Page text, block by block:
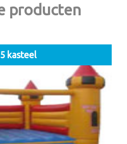
producten
kasteel